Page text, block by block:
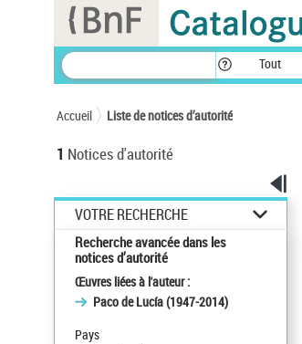
Tout
Accueil Liste de notices d’autorité
1 Notices d'autorité
VOTRE RECHERCHE
Recherche avancée dans les
notices d’autorité
Œuvres liées à l'auteur :
Paco de Lucía (1947-2014)
Pays
Panneau de gestion des cookies